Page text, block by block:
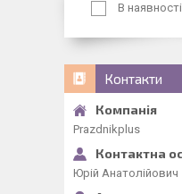
В наявності
Контакти
Рrazdnikplus
Юрій Анатолійович